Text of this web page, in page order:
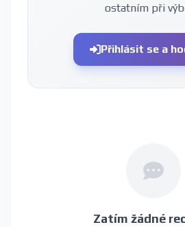
ostatním při
Přihlásit se a
Zatím žádné